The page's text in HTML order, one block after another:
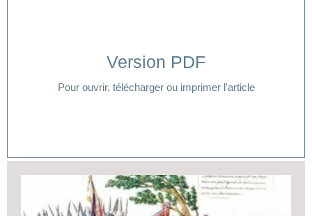
Version PDF
Pour ouvrir, télécharger ou imprimer l'article
Cliquer ici